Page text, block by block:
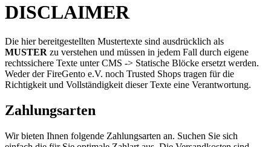
DISCLAIMER
Die hier bereitgestellten Mustertexte sind ausdrücklich als
MUSTER zu verstehen und müssen in jedem Fall durch eigene
rechtssichere Texte unter CMS -> Statische Blöcke ersetzt werden.
Weder der FireGento e.V. noch Trusted Shops tragen für die
Richtigkeit und Vollständigkeit dieser Texte eine Verantwortung.
Zahlungsarten
Wir bieten Ihnen folgende Zahlungsarten an. Suchen Sie sich